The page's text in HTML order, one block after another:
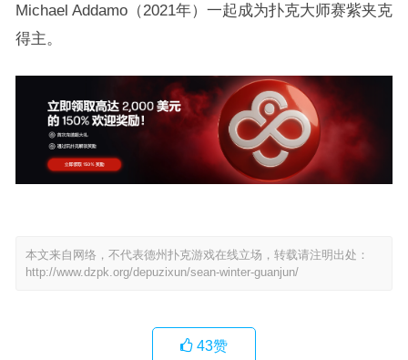
Michael Addamo（2021年）一起成为扑克大师赛紫夹克
得主。
本文来自网络，不代表德州扑克游戏在线立场，转载请注明出处：
http://www.dzpk.org/depuzixun/sean-winter-guanjun/
43赞